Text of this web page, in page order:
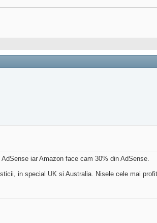
iar Amazon face cam 30% din AdSense.
in special UK si Australia. Nisele cele mai